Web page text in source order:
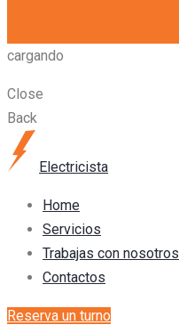
cargando
Close
Back
Electricista
Home
Servicios
Trabajas con nosotros
Contactos
Reserva un turno